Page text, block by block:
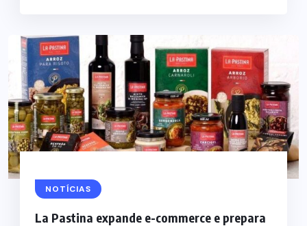
NOTÍCIAS
La Pastina expande e-commerce e prepara